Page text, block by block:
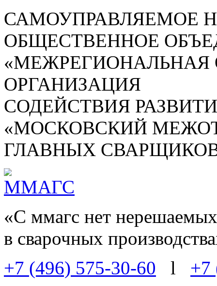
САМОУПРАВЛЯЕМОЕ
ОБЩЕСТВЕННОЕ
ОРГАНИЗАЦИЯ
СОДЕЙСТВИЯ
«МОСКОВСКИЙ
ГЛАВНЫХ
«С ммагс нет
в сварочных
+7 (496) 575-30-60 l +7